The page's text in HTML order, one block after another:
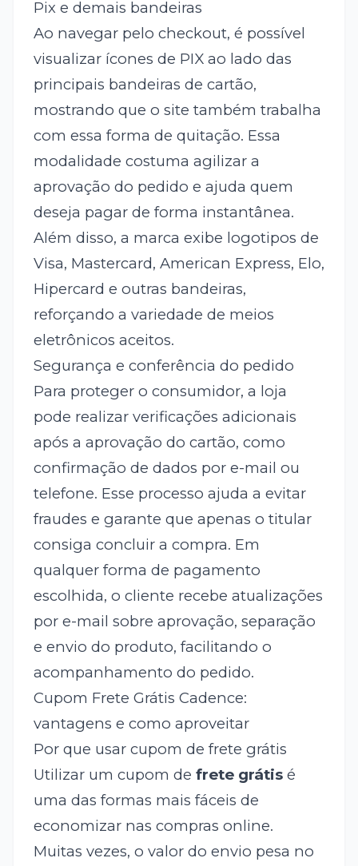
Pix e demais bandeiras
Ao navegar pelo checkout, é possível
visualizar ícones de PIX ao lado das
principais bandeiras de cartão,
mostrando que o site também trabalha
com essa forma de quitação. Essa
modalidade costuma agilizar a
aprovação do pedido e ajuda quem
deseja pagar de forma instantânea.
Além disso, a marca exibe logotipos de
Visa, Mastercard, American Express, Elo,
Hipercard e outras bandeiras,
reforçando a variedade de meios
eletrônicos aceitos.
Segurança e conferência do pedido
Para proteger o consumidor, a loja
pode realizar verificações adicionais
após a aprovação do cartão, como
confirmação de dados por e-mail ou
telefone. Esse processo ajuda a evitar
fraudes e garante que apenas o titular
consiga concluir a compra. Em
qualquer forma de pagamento
escolhida, o cliente recebe atualizações
por e-mail sobre aprovação, separação
e envio do produto, facilitando o
acompanhamento do pedido.
Cupom Frete Grátis Cadence:
vantagens e como aproveitar
Por que usar cupom de frete grátis
Utilizar um cupom de frete grátisé
uma das formas mais fáceis de
economizar nas compras online.
Muitas vezes, o valor do envio pesa no